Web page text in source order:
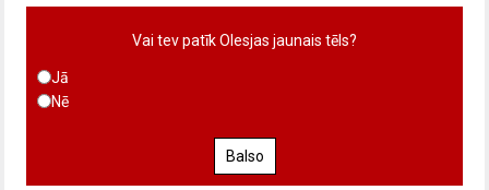
Vai tev patīk Olesjas jaunais tēls?
Jā
Nē
Balso